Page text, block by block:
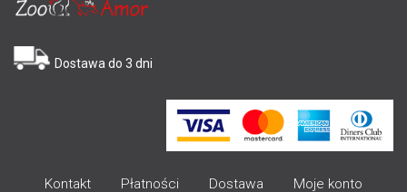
Dostawa do 3 dni
Kontakt Płatności Dostawa Moje konto